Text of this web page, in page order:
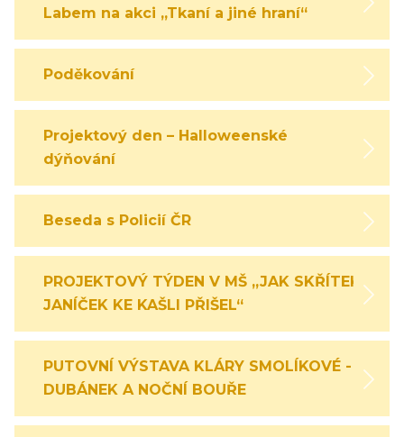
Labem na akci „Tkaní a jiné hraní“
Poděkování
Projektový den – Halloweenské
dýňování
Beseda s Policií ČR
PROJEKTOVÝ TÝDEN V MŠ „JAK SKŘÍTEK
JANÍČEK KE KAŠLI PŘIŠEL“
PUTOVNÍ VÝSTAVA KLÁRY SMOLÍKOVÉ -
DUBÁNEK A NOČNÍ BOUŘE